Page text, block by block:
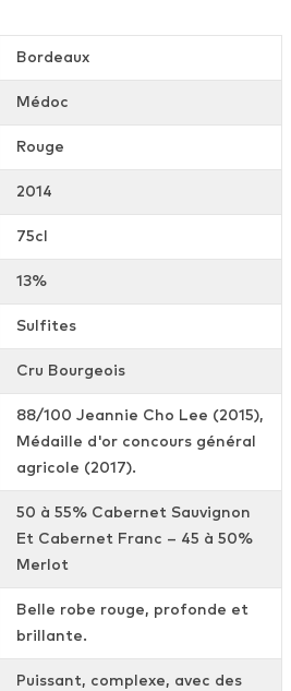
Bordeaux
Médoc
Rouge
2014
75cl
13%
Sulfites
Cru Bourgeois
88/100 Jeannie Cho Lee (2015),
Médaille d'or concours général
agricole (2017).
50 à 55% Cabernet Sauvignon
Et Cabernet Franc – 45 à 50%
Merlot
Belle robe rouge, profonde et
brillante.
Puissant, complexe, avec des